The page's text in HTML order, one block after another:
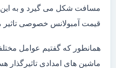
مسافت شکل می گیرد و به
قیمت آمبولانس خصوصی تاثیر
همانطور که گفتیم عوامل
ماشین های امدادی تاثیرگذار